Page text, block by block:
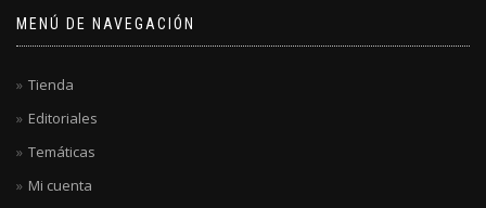
MENÚ DE NAVEGACIÓN
Tienda
Editoriales
Temáticas
Mi cuenta